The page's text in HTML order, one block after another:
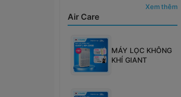
Xem thêm
Air Care
MÁY LỌC KHÔNG
KHÍ GIANT